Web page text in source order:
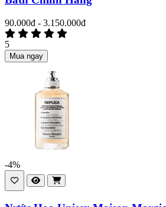
90.000đ - 3.150.000đ
5
Mua ngay
-4%